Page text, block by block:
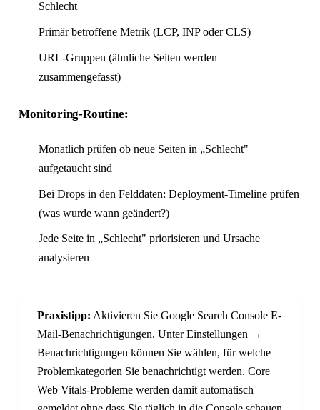
Schlecht
Primär betroffene Metrik (LCP, INP oder CLS)
URL-Gruppen (ähnliche Seiten werden
zusammengefasst)
Monitoring-Routine:
Monatlich prüfen ob neue Seiten in „Schlecht"
aufgetaucht sind
Bei Drops in den Felddaten: Deployment-Timeline prüfen
(was wurde wann geändert?)
Jede Seite in „Schlecht" priorisieren und Ursache
analysieren
Praxistipp: Aktivieren Sie Google Search Console E-
Mail-Benachrichtigungen. Unter Einstellungen →
Benachrichtigungen können Sie wählen, für welche
Problemkategorien Sie benachrichtigt werden. Core
Web Vitals-Probleme werden damit automatisch